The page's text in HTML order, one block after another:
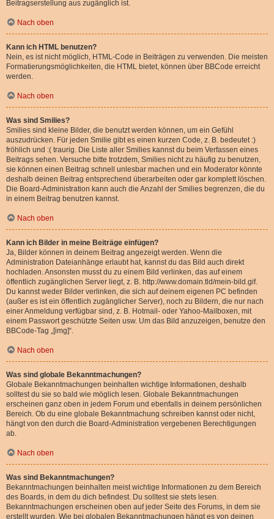
Beitragserstellung aus zugänglich ist.
Nach oben
Kann ich HTML benutzen?
Nein, es ist nicht möglich, HTML-Code in Beiträgen zu verwenden. Die meisten
Formatierungsmöglichkeiten, die HTML bietet, können über BBCode erreicht
werden.
Nach oben
Was sind Smilies?
Smilies sind kleine Bilder, die benutzt werden können, um ein Gefühl
auszudrücken. Für jeden Smilie gibt es einen kurzen Code, z. B. bedeutet :)
fröhlich und :( traurig. Die Liste aller Smilies kannst du beim Verfassen eines
Beitrags sehen. Versuche bitte trotzdem, Smilies nicht zu häufig zu benutzen,
sie können einen Beitrag schnell unlesbar machen und ein Moderator könnte
deshalb deinen Beitrag entsprechend überarbeiten oder gar komplett löschen.
Die Board-Administration kann auch die Anzahl der Smilies begrenzen, die du
in einem Beitrag benutzen kannst.
Nach oben
Kann ich Bilder in meine Beiträge einfügen?
Ja, Bilder können in deinem Beitrag angezeigt werden. Wenn die
Administration Dateianhänge erlaubt hat, kannst du das Bild auch direkt
hochladen. Ansonsten musst du zu einem Bild verlinken, das auf einem
öffentlich zugänglichen Server liegt, z. B. http://www.domain.tld/mein-bild.gif.
Du kannst weder Bilder verlinken, die sich auf deinem eigenen PC befinden
(außer es ist ein öffentlich zugänglicher Server), noch zu Bildern, die nur nach
einer Anmeldung verfügbar sind, z. B. Hotmail- oder Yahoo-Mailboxen, mit
einem Passwort geschützte Seiten usw. Um das Bild anzuzeigen, benutze den
BBCode-Tag „[img]“.
Nach oben
Was sind globale Bekanntmachungen?
Globale Bekanntmachungen beinhalten wichtige Informationen, deshalb
solltest du sie so bald wie möglich lesen. Globale Bekanntmachungen
erscheinen ganz oben in jedem Forum und ebenfalls in deinem persönlichen
Bereich. Ob du eine globale Bekanntmachung schreiben kannst oder nicht,
hängt von den durch die Board-Administration vergebenen Berechtigungen
ab.
Nach oben
Was sind Bekanntmachungen?
Bekanntmachungen beinhalten meist wichtige Informationen zu dem Bereich
des Boards, in dem du dich befindest. Du solltest sie stets lesen.
Bekanntmachungen erscheinen oben auf jeder Seite des Forums, in dem sie
erstellt wurden. Wie bei globalen Bekanntmachungen hängt es von deinen